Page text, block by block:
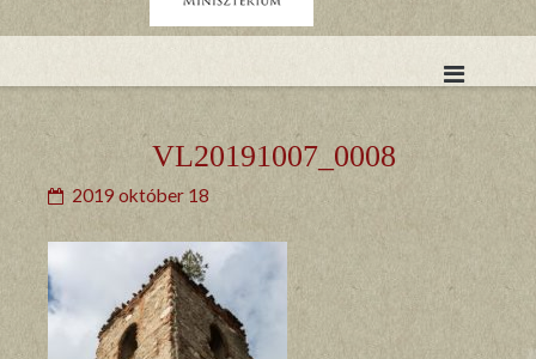
VL20191007_0008
2019 október 18